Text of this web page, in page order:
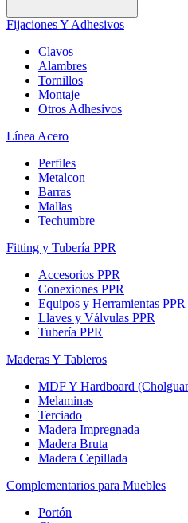
Fijaciones Y Adhesivos
Clavos
Alambres
Tornillos
Montaje
Otros Adhesivos
Línea Acero
Perfiles
Metalcon
Barras
Mallas
Techumbre
Fitting y Tubería PPR
Accesorios PPR
Conexiones PPR
Equipos y Herramientas PPR
Llaves y Válvulas PPR
Tubería PPR
Maderas Y Tableros
MDF Y Hardboard
Melaminas
Terciado
Madera Impregnada
Madera Bruta
Madera Cepillada
Complementarios para Muebles
Portón